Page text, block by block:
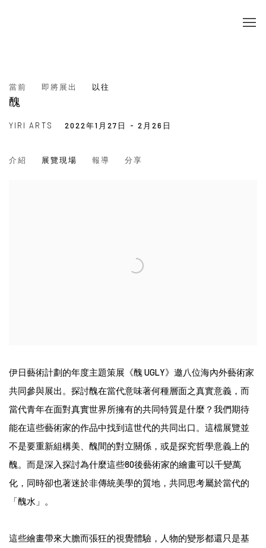
當前 即將展出 以往
醜
2022年1月27日 - 2月26日
YIRI ARTS
介紹 展覽現場 報導 分享
伊日藝術計劃的年度主題策展《醜 UGLY》邀八位海內外藝術家
共同參與展出。探討醜在當代意味著何種層面之真實意義，而
當代青年在面對真實世界所擁有的共同特質是什麼？我們期待
能在這些藝術家的作品中找到這世代的共同出口。這檔展覽並
不是要重新組構美、醜間的對立關係，或是探究哲學意義上的
醜。而是深入探討為什麼這些80後藝術家的繪畫可以千變萬
化，同時卻也著迷於非傳統美學的質地，共同思考屬於當代的
「醜水」。
這些繪畫帶來大膽而張狂的視覺體驗，人物的變形都還只是基